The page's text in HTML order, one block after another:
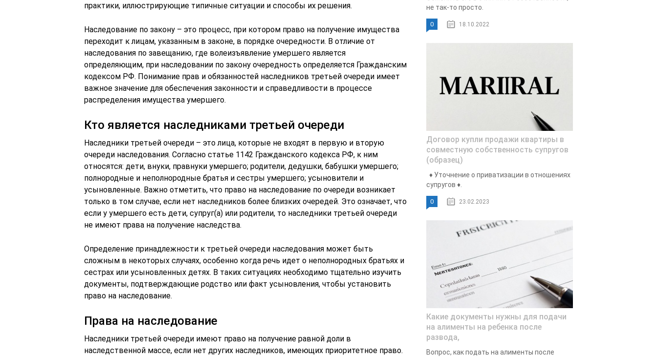
практики, иллюстрирующие типичные ситуации и способы их решения.
Наследование по закону – это процесс, при котором право на получение имущества
переходит к лицам, указанным в законе, в порядке очередности. В отличие от
наследования по завещанию, где волеизъявление умершего является
определяющим, при наследовании по закону очередность определяется Гражданским
кодексом РФ. Понимание прав и обязанностей наследников третьей очереди имеет
важное значение для обеспечения законности и справедливости в процессе
распределения имущества умершего.
Кто является наследниками третьей очереди
Наследники третьей очереди – это лица, которые не входят в первую и вторую
очереди наследования. Согласно статье 1142 Гражданского кодекса РФ, к ним
относятся: дети, внуки, правнуки умершего; родители, дедушки, бабушки умершего;
полнородные и неполнородные братья и сестры умершего; усыновители и
усыновленные. Важно отметить, что право на наследование по очереди возникает
только в том случае, если нет наследников более близких очередей. Это означает, что
если у умершего есть дети, супруг(а) или родители, то наследники третьей очереди
не имеют права на получение наследства.
Определение принадлежности к третьей очереди наследования может быть
сложным в некоторых случаях, особенно когда речь идет о неполнородных братьях и
сестрах или усыновленных детях. В таких ситуациях необходимо тщательно изучить
документы, подтверждающие родство или факт усыновления, чтобы установить
право на наследование.
Права на наследование
Наследники третьей очереди имеют право на получение равной доли в
наследственной массе, если нет других наследников, имеющих приоритетное право.
не так-то просто.
0 18.10.2022
Договор купли продажи квартиры в
совместную собственность супругов
(образец)
♦ Уточнение о приватизации в отношениях
супругов ♦.
0 23.02.2023
Какие документы нужны для подачи
на алименты на ребенка после
развода,
Вопрос, как подать на алименты после